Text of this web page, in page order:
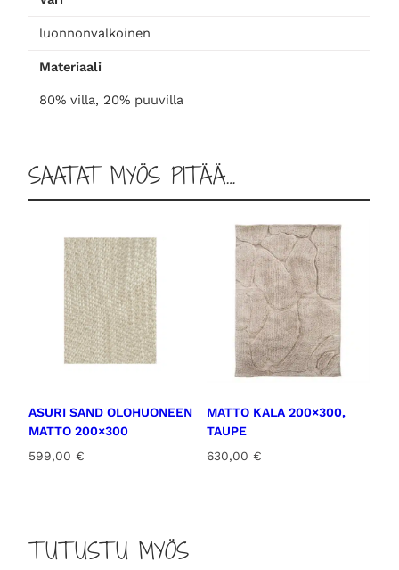
mluonnonvalkoinen
Materiaali
80% villa, 20% puuvilla
SAATAT MYÖS PITÄÄ…
ASURI SAND OLOHUONEEN
MATTO 200×300
599,00 €
MATTO KALA 200×300,
TAUPE
630,00 €
TUTUSTU MYÖS